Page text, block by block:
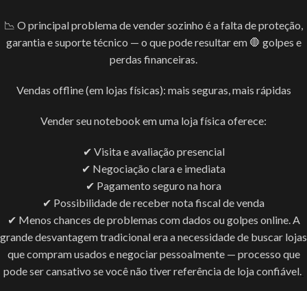
📉 O principal problema de vender sozinho é a falta de proteção,
garantia e suporte técnico — o que pode resultar em 🛑 golpes e
perdas financeiras.
Vendas offline (em lojas físicas): mais seguras, mais rápidas
Vender seu notebook em uma loja física oferece:
✔ Visita e avaliação presencial
✔ Negociação clara e imediata
✔ Pagamento seguro na hora
✔ Possibilidade de receber nota fiscal de venda
✔ Menos chances de problemas com dados ou golpes online. A
grande desvantagem tradicional era a necessidade de buscar lojas
que compram usados e negociar pessoalmente — processo que
pode ser cansativo se você não tiver referência de loja confiável.